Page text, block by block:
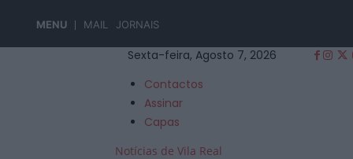
MENU MAIL JORNAIS
Sexta-feira, Agosto 7, 2026
Contactos
Assinar
Capas
Notícias de Vila Real